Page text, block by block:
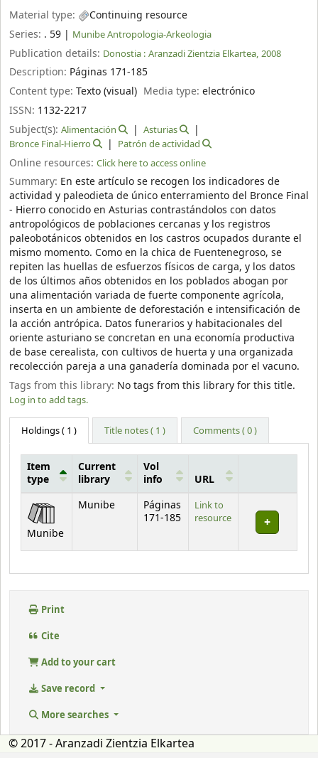
Material type:
Continuing resource
Series: . 59 | Munibe Antropologia-Arkeologia
Publication details: Donostia : Aranzadi Zientzia Elkartea, 2008
Description: Páginas 171-185
Content type: Texto (visual) Media type:electrónico
ISSN: 1132-2217
Subject(s): Alimentación
Asturias
Bronce Final-Hierro
Patrón de actividad
Online resources: Click here to access online
Summary: En este artículo se recogen los indicadores de
actividad y paleodieta de único enterramiento del Bronce Final
- Hierro conocido en Asturias contrastándolos con datos
antropológicos de poblaciones cercanas y los registros
paleobotánicos obtenidos en los castros ocupados durante el
mismo momento. Como en la chica de Fuentenegroso, se
repiten las huellas de esfuerzos físicos de carga, y los datos
de los últimos años obtenidos en los poblados abogan por
una alimentación variada de fuerte componente agrícola,
inserta en un ambiente de deforestación e intensificación de
la acción antrópica. Datos funerarios y habitacionales del
oriente asturiano se concretan en una economía productiva
de base cerealista, con cultivos de huerta y una organizada
recolección pareja a una ganadería dominada por el vacuno.
Tags from this library: No tags from this library for this title.
Log in to add tags.
Holdings( 1 ) Title notes ( 1 ) Comments ( 0 )
Holdings
Item
type
Current
library
Vol
info
URL
Munibe
Munibe
Páginas
171-185
Link to
resource
Print
Cite
Add to your cart
Save record
More searches
© 2017 - Aranzadi Zientzia Elkartea